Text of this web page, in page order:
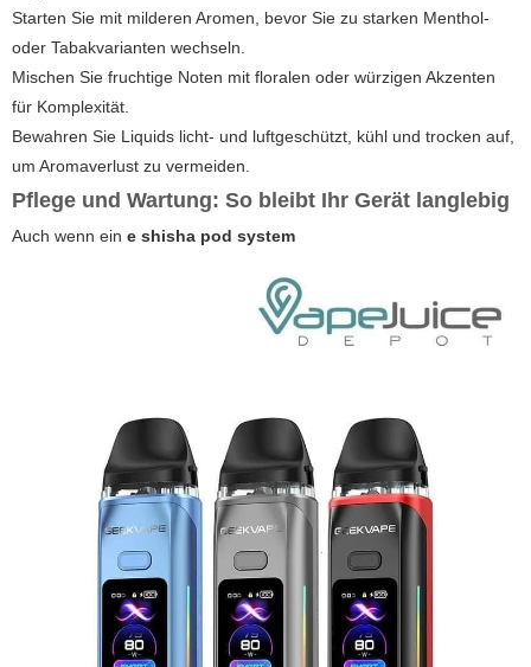
Starten Sie mit milderen Aromen, bevor Sie zu starken Menthol-
oder Tabakvarianten wechseln.
Mischen Sie fruchtige Noten mit floralen oder würzigen Akzenten
für Komplexität.
Bewahren Sie Liquids licht- und luftgeschützt, kühl und trocken auf,
um Aromaverlust zu vermeiden.
Pflege und Wartung: So bleibt Ihr Gerät langlebig
Auch wenn ein e shisha pod system